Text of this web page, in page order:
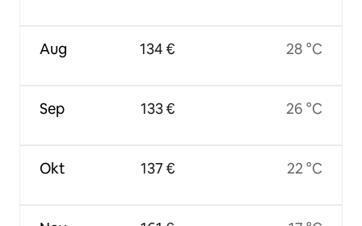
Aug
Sep
Okt
134 €
133 €
137 €
28 °C
26 °C
22 °C